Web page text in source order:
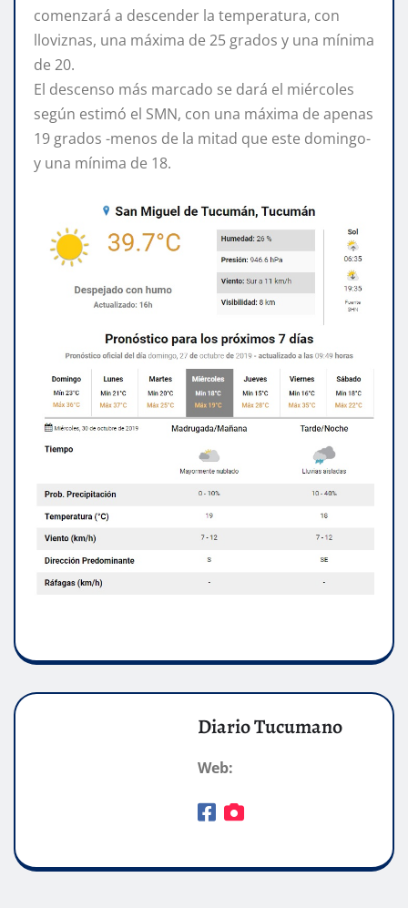
comenzará a descender la temperatura, con
lloviznas, una máxima de 25 grados y una mínima
de 20.
El descenso más marcado se dará el miércoles
según estimó el SMN, con una máxima de apenas
19 grados -menos de la mitad que este domingo-
y una mínima de 18.
Diario Tucumano
Web: